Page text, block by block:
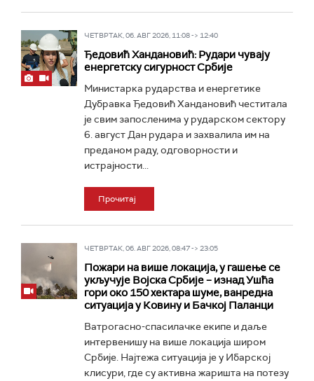
ЧЕТВРТАК, 06. АВГ 2026, 11:08 -> 12:40
Ђедовић Хандановић: Рудари чувају
енергетску сигурност Србије
Министарка рударства и енергетике
Дубравка Ђедовић Хандановић честитала
је свим запосленима у рударском сектору
6. август Дан рудара и захвалила им на
преданом раду, одговорности и
истрајности...
Прочитај
ЧЕТВРТАК, 06. АВГ 2026, 08:47 -> 23:05
Пожари на више локација, у гашење се
укључује Војска Србије – изнад Ушћа
гори око 150 хектара шуме, ванредна
ситуација у Ковину и Бачкој Паланци
Ватрогасно-спасилачке екипе и даље
интервенишу на више локација широм
Србије. Најтежа ситуација је у Ибарској
клисури, где су активна жаришта на потезу